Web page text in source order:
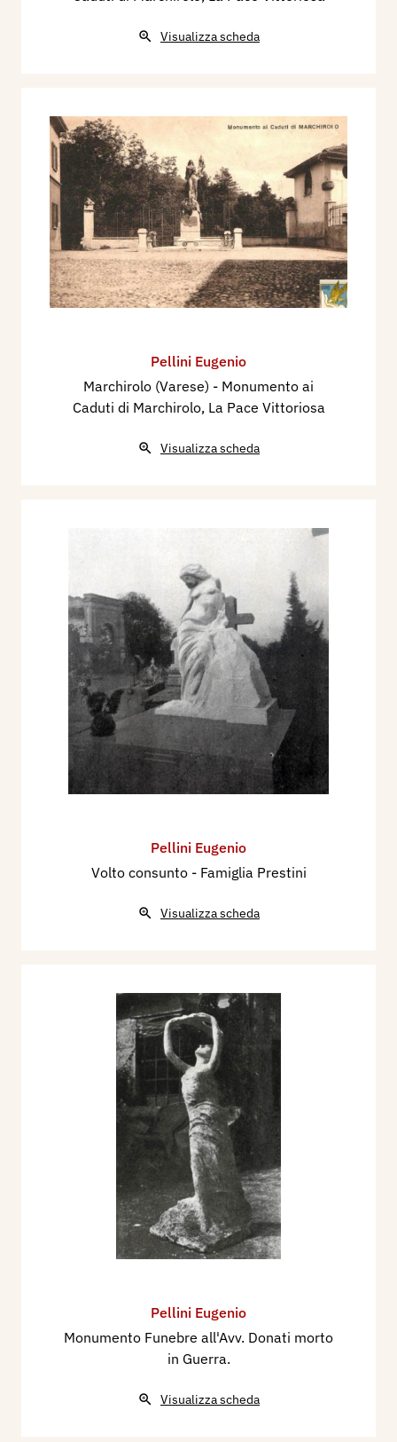
Visualizza scheda
Pellini Eugenio
Marchirolo (Varese) - Monumento ai
Caduti di Marchirolo, La Pace Vittoriosa
Visualizza scheda
Pellini Eugenio
Volto consunto - Famiglia Prestini
Visualizza scheda
Pellini Eugenio
Monumento Funebre all'Avv. Donati morto
in Guerra.
Visualizza scheda